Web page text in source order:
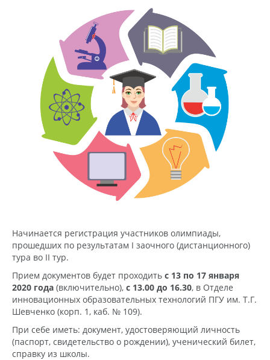
Начинается регистрация участников олимпиады,
прошедших по результатам I заочного (дистанционного)
тура во II тур.
Прием документов будет проходить с 13 по 17 января
2020 года (включительно), с 13.00 до 16.30, в Отделе
инновационных образовательных технологий ПГУ им. Т.Г.
Шевченко (корп. 1, каб. № 109).
При себе иметь: документ, удостоверяющий личность
(паспорт, свидетельство о рождении), ученический билет,
справку из школы.